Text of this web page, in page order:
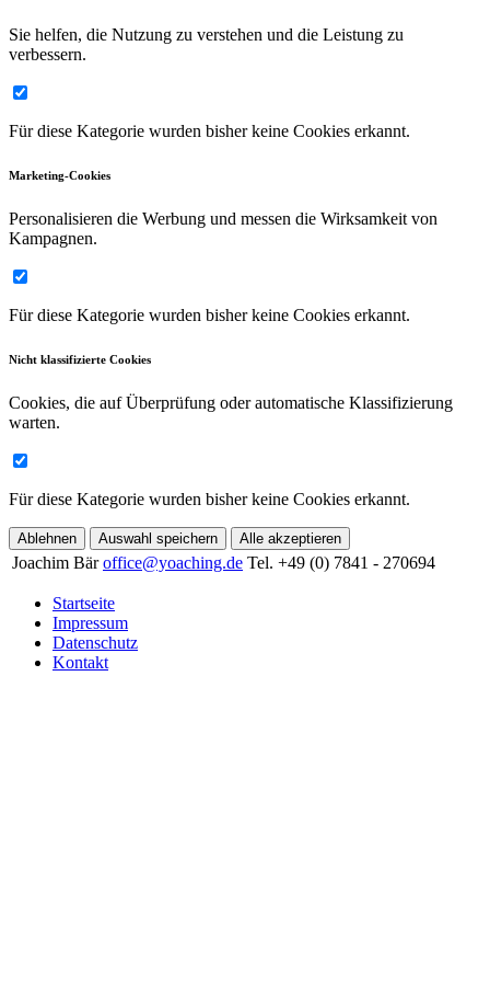
Sie helfen, die Nutzung zu verstehen und die Leistung zu
verbessern.
Für diese Kategorie wurden bisher keine Cookies erkannt.
Marketing-Cookies
Personalisieren die Werbung und messen die Wirksamkeit von
Kampagnen.
Für diese Kategorie wurden bisher keine Cookies erkannt.
Nicht klassifizierte Cookies
Cookies, die auf Überprüfung oder automatische Klassifizierung
warten.
Für diese Kategorie wurden bisher keine Cookies erkannt.
Ablehnen Auswahl speichern Alle akzeptieren
Joachim Bär office@yoaching.de Tel. +49 (0) 7841 - 270694
Startseite
Impressum
Datenschutz
Kontakt